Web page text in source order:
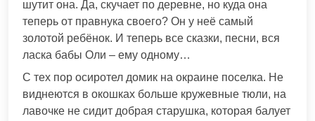
шутит она. Да, скучает по деревне, но куда она
теперь от правнука своего? Он у неё самый
золотой ребёнок. И теперь все сказки, песни, вся
ласка бабы Оли – ему одному…
С тех пор осиротел домик на окраине поселка. Не
виднеются в окошках больше кружевные тюли, на
лавочке не сидит добрая старушка, которая балует